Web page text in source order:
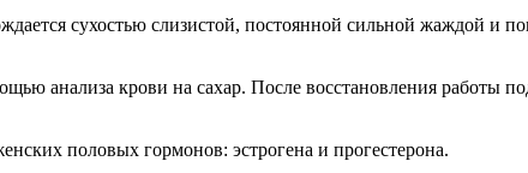
сухостью слизистой, постоянной сильной жаждой
анализа крови на сахар. После восстановления работы
половых гормонов: эстрогена и прогестерона.